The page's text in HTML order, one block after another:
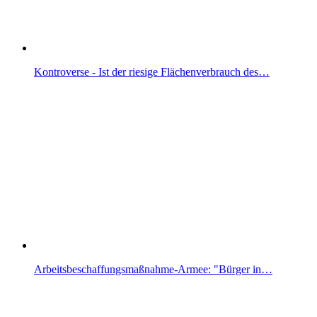
Kontroverse - Ist der riesige Flächenverbrauch des…
Arbeitsbeschaffungsmaßnahme-Armee: "Bürger in…